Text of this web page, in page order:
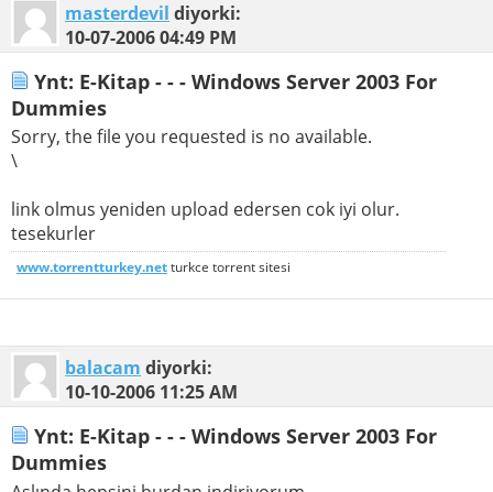
masterdevil diyorki:
10-07-200604:49 PM
Ynt: E-Kitap - - - Windows Server 2003 For
Dummies
Sorry, the file you requested is no available.
\
link olmus yeniden upload edersen cok iyi olur.
tesekurler
www.torrentturkey.netturkce torrent sitesi
balacam diyorki:
10-10-2006 11:25 AM
Ynt: E-Kitap - - - Windows Server 2003 For
Dummies